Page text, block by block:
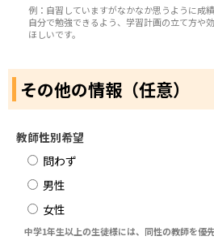
例：自習していますがなかなか思うように成
自分で勉強できるよう、学習計画の立て方や
ほしいです。
その他の情報（任意）
教師性別希望
問わず
男性
女性
中学1年生以上の生徒様には、同性の教師を優